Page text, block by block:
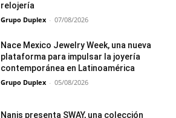
relojería
Grupo Duplex - 07/08/2026
Nace Mexico Jewelry Week, una nueva
plataforma para impulsar la joyería
contemporánea en Latinoamérica
Grupo Duplex - 05/08/2026
Nanis presenta SWAY, una colección